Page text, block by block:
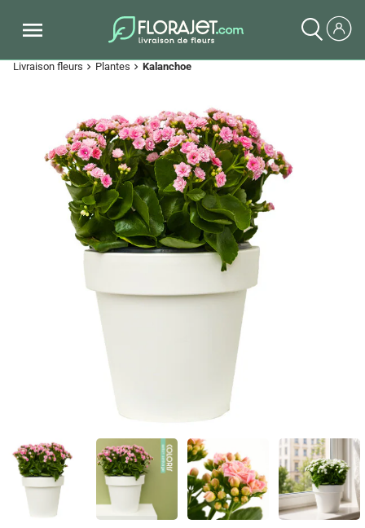
Livraison fleurs chevron_right Plantes chevron_right Kalanchoe